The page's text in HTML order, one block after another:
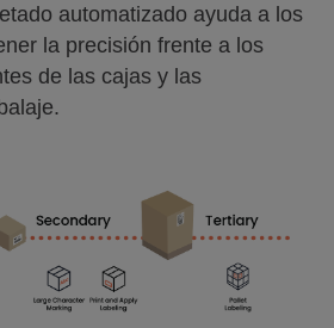
automatizado ayuda a los
la precisión frente a los
de las cajas y las